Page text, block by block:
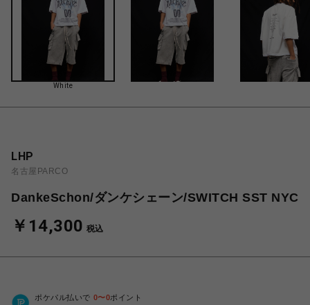
White
LHP
名古屋PARCO
DankeSchon/ダンケシェーン/SWITCH SST NYC
￥14,300 税込
ポケパル払いで 0〜0ポイント